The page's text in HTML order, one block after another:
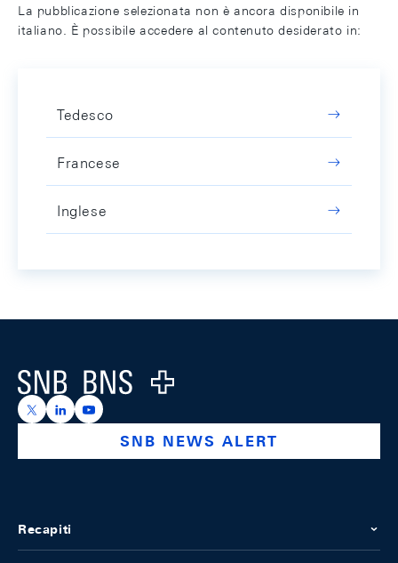
La pubblicazione selezionata non è ancora disponibile in
italiano. È possibile accedere al contenuto desiderato in:
Tedesco
Francese
Inglese
Logo
https://x.com/snb_bns
https://ch.linkedin.com/company/swiss-national-
https://www.youtube.com/@swissnationalbank
SNB NEWS ALERT
Recapiti